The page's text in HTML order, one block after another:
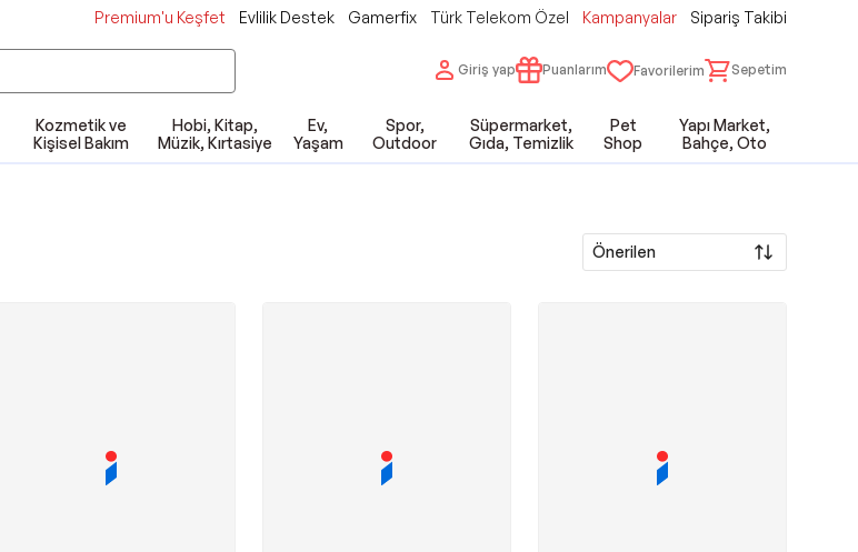
Premium'u Keşfet Evlilik Destek Gamerfix Türk Telekom Özel Kampanyalar Sipariş Takibi
Giriş yap Puanlarım Favorilerim Sepetim
Kozmetik ve
Kişisel Bakım
Hobi, Kitap,
Müzik, Kırtasiye
Ev,
Yaşam
Spor,
Outdoor
Süpermarket,
Gıda, Temizlik
Pet
Shop
Yapı Market,
Bahçe, Oto
Önerilen